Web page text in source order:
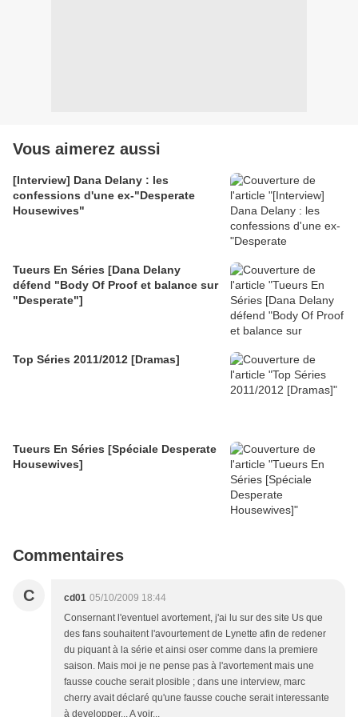
Vous aimerez aussi
[Interview] Dana Delany : les
confessions d'une ex-"Desperate
Housewives"
Tueurs En Séries [Dana Delany
défend "Body Of Proof et balance sur
"Desperate"]
Top Séries 2011/2012 [Dramas]
Tueurs En Séries [Spéciale Desperate
Housewives]
Commentaires
C cd01 05/10/2009 18:44
Consernant l'eventuel avortement, j'ai lu sur des site Us que
des fans souhaitent l'avourtement de Lynette afin de redener
du piquant à la série et ainsi oser comme dans la premiere
saison. Mais moi je ne pense pas à l'avortement mais une
fausse couche serait plosible ; dans une interview, marc
cherry avait déclaré qu'une fausse couche serait interessante
à developper... A voir...